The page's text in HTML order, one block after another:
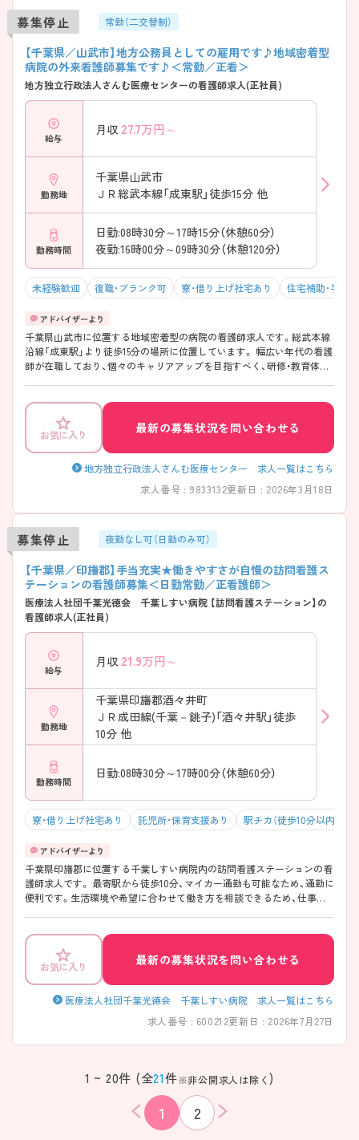
条件を
クリア
募集停止 常勤（二交替制）
【千葉県／山武市】地方公務員としての雇用です♪地域密着型
病院の外来看護師募集です♪＜常勤／正看＞
地方独立行政法人さんむ医療センターの看護師求人(正社員)
給与
月収 27.7万円～
勤務地
千葉県山武市
ＪＲ総武本線「成東駅」徒歩15分 他
勤務時間
日勤:08時30分～17時15分（休憩60分）
夜勤:16時00分～09時30分（休憩120分）
未経験歓迎 復職・ブランク可 寮・借り上げ社宅あり 住宅補助・手当
千葉県山武市に位置する地域密着型の病院の看護師求人です。総武本線
沿線「成東駅」より徒歩15分の場所に位置しています。 幅広い年代の看護
師が在職しており、個々のキャリアアップを目指すべく、研修・教育体制
面接対策ポイントなどさらに詳細をお話いたしますので、お気軽にご相
談ください。
お気に入り
最新の募集状況を問い合わせる
地方独立行政法人さんむ医療センター 求人一覧はこちら
求人番号 : 9833132更新日 : 2026年3月18日
募集停止 夜勤なし可（日勤のみ可）
【千葉県／印旛郡】手当充実★働きやすさが自慢の訪問看護ス
テーションの看護師募集＜日勤常勤／正看護師＞
医療法人社団千葉光徳会 千葉しすい病院 【訪問看護ステーション】の
看護師求人(正社員)
給与
月収 21.9万円～
勤務地
千葉県印旛郡酒々井町
ＪＲ成田線(千葉－銚子)「酒々井駅」徒歩
10分 他
勤務時間
日勤:08時30分～17時00分（休憩60分）
寮・借り上げ社宅あり 託児所・保育支援あり 駅チカ（徒歩10分以内）
千葉県印旛郡に位置する千葉しすい病院内の訪問看護ステーションの看
護師求人です。 最寄駅から徒歩10分、マイカー通勤も可能なため、通勤に
便利です。生活環境や希望に合わせて働き方を相談できるため、仕事と
す。 ご興味のある方には、面接対策ポイントなどさらに詳細をお話いた
しますので、お気軽にご相談ください
お気に入り
最新の募集状況を問い合わせる
医療法人社団千葉光徳会 千葉しすい病院 求人一覧はこちら
求人番号 : 600212更新日 : 2026年7月27日
1 ~ 20件 (全21件※非公開求人は除く )
1 2